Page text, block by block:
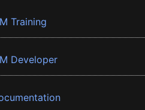
Training
Developer